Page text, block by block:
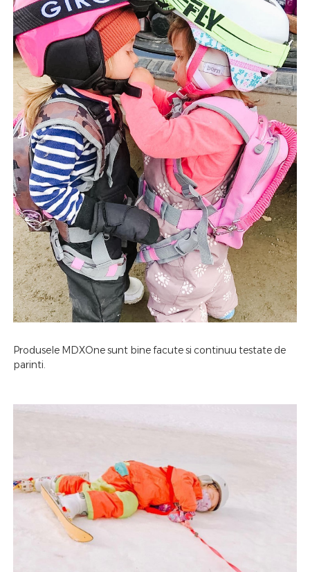
Produsele MDXOne sunt bine facute si continuu testate de
parinti.